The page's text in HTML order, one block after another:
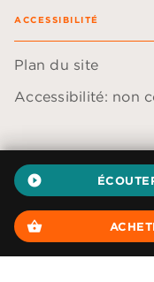
play_circle_filled
shopping_basket
ACCESSIBILITÉ
Plan du site
Accessibilité: non
Données
Paramétrer vos
Mentions légales